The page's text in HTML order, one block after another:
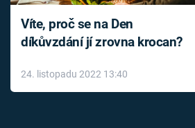
Víte, proč se na Den
díkůvzdání jí zrovna krocan?
24. listopadu 2022 13:40